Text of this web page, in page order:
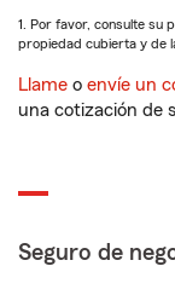
1. Por favor, consulte su
propiedad cubierta y de
Llame o envíe un
una cotización de
Seguro de